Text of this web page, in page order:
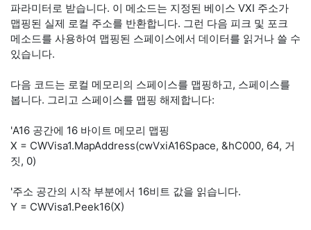
파라미터로 받습니다. 이 메소드는 지정된 베이스 VXI 주소가
맵핑된 실제 로컬 주소를 반환합니다. 그런 다음 피크 및 포크
메소드를 사용하여 맵핑된 스페이스에서 데이터를 읽거나 쓸 수
있습니다.
다음 코드는 로컬 메모리의 스페이스를 맵핑하고, 스페이스를
봅니다. 그리고 스페이스를 맵핑 해제합니다:
'A16 공간에 16 바이트 메모리 맵핑
X = CWVisa1.MapAddress(cwVxiA16Space, &hC000, 64, 거
짓, 0)
'주소 공간의 시작 부분에서 16비트 값을 읽습니다.
Y = CWVisa1.Peek16(X)